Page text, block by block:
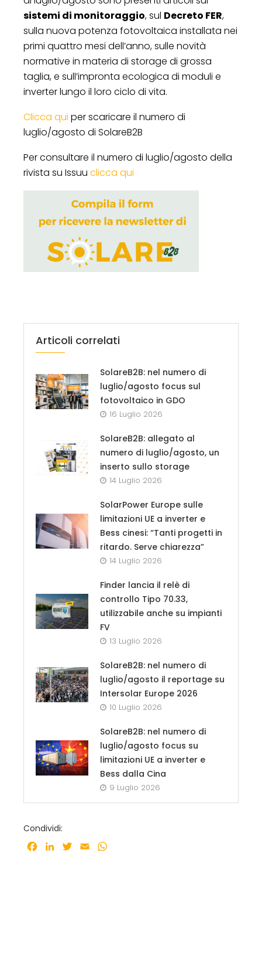
sistemi di monitoraggio, sul Decreto FER,
sulla nuova potenza fotovoltaica installata nei
primi quattro mesi dell’anno, sulle novità
normative in materia di storage di grossa
taglia, e sull’impronta ecologica di moduli e
inverter lungo il loro ciclo di vita.
Clicca qui per scaricare il numero di
luglio/agosto di SolareB2B
Per consultare il numero di luglio/agosto della
rivista su Issuu clicca qui
Articoli correlati
SolareB2B: nel numero di
luglio/agosto focus sul
fotovoltaico in GDO
16 Luglio 2026
SolareB2B: allegato al
numero di luglio/agosto, un
inserto sullo storage
14 Luglio 2026
SolarPower Europe sulle
limitazioni UE a inverter e
Bess cinesi: “Tanti progetti in
ritardo. Serve chiarezza”
14 Luglio 2026
Finder lancia il relè di
controllo Tipo 70.33,
utilizzabile anche su impianti
FV
13 Luglio 2026
SolareB2B: nel numero di
luglio/agosto il reportage su
Intersolar Europe 2026
10 Luglio 2026
SolareB2B: nel numero di
luglio/agosto focus su
limitazioni UE a inverter e
Bess dalla Cina
9 Luglio 2026
Condividi:
Facebook
LinkedInTwitter
Email